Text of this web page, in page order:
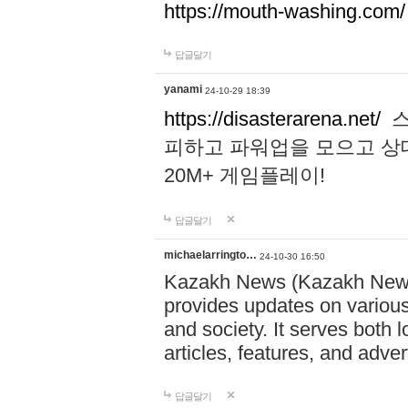
https://mouth-washing.com/
답글달기
yanami 24-10-29 18:39
https://disasterarena.net/
피하고 파워업을 모으고
20M+ 게임플레이!
답글달기
michaelarringto… 24-10-30 16:50
Kazakh News (Kazakh
provides updates on
and society. It serves both
articles, features, and
답글달기